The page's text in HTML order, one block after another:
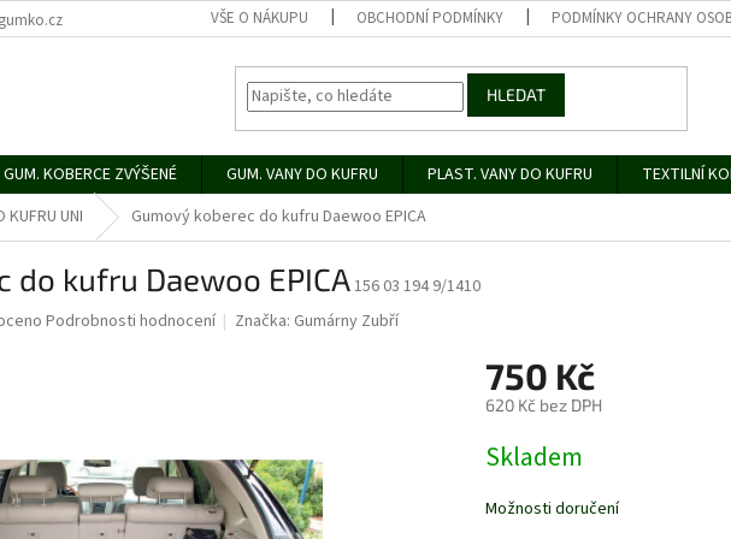
VŠE O NÁKUPU OBCHODNÍ PODMÍNKY PODMÍNKY OCHRANY
HLEDAT
GUM. KOBERCE ZVÝŠENÉ GUM. VANY DO KUFRU PLAST. VANY DO KUFRU TEXTILNÍ
KUFRU UNI Gumový koberec do kufru Daewoo EPICA
do kufru Daewoo EPICA156 03 194 9/1410
Podrobnosti hodnocení Značka: Gumárny Zubří
750 Kč
620 Kč bez DPH
cena:
Skladem
Možnosti doručení